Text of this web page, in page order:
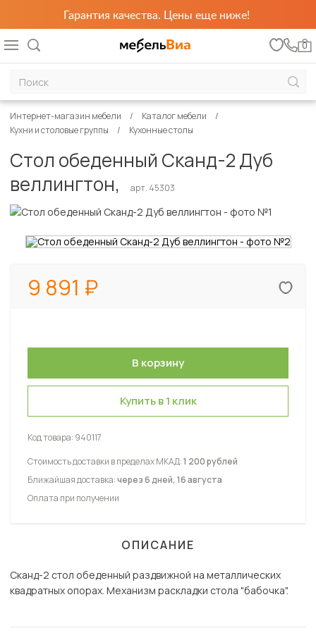
Гарантия качества. Цены еще ниже!
0
Интернет-магазин мебели
Каталог мебели
Кухни и столовые группы
Кухонные столы
Стол обеденный Сканд-2 Дуб
веллингтон,
арт. 45303
9 891
Купить в 1 клик
Код товара: 940117
Стоимость доставки в пределах МКАД:1 200 рублей
Ближайшая доставка:через 6 дней, 16 августа
Оплата при получении
ОПИСАНИЕ
Сканд-2 стол обеденный раздвижной на металлических
квадратных опорах. Механизм раскладки стола "бабочка".